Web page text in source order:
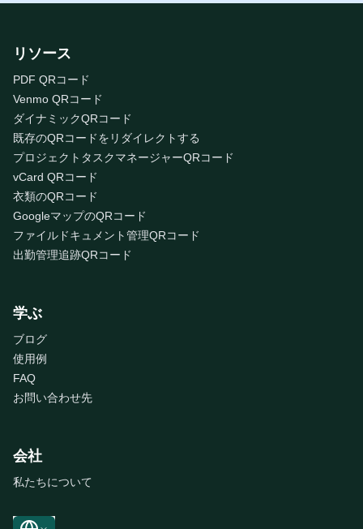
リソース
PDF QRコード
Venmo QRコード
ダイナミックQRコード
既存のQRコードをリダイレクトする
プロジェクトタスクマネージャーQRコード
vCard QRコード
衣類のQRコード
GoogleマップのQRコード
ファイルドキュメント管理QRコード
出勤管理追跡QRコード
学ぶ
ブログ
使用例
FAQ
お問い合わせ先
会社
私たちについて